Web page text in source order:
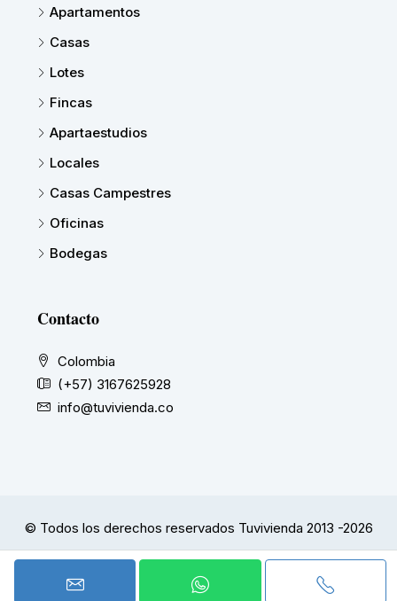
Apartamentos
Casas
Lotes
Fincas
Apartaestudios
Locales
Casas Campestres
Oficinas
Bodegas
Contacto
Colombia
(+57) 3167625928
info@tuvivienda.co
© Todos los derechos reservados Tuvivienda 2013 -2026